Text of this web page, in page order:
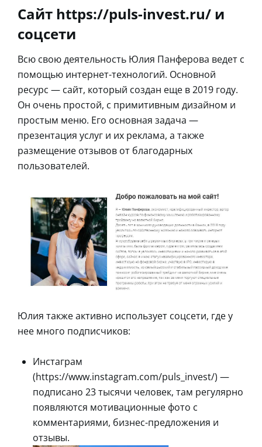
Сайт https://puls-invest.ru/ и
соцсети
Всю свою деятельность Юлия Панферова ведет с
помощью интернет-технологий. Основной
ресурс — сайт, который создан еще в 2019 году.
Он очень простой, с примитивным дизайном и
простым меню. Его основная задача —
презентация услуг и их реклама, а также
размещение отзывов от благодарных
пользователей.
Юлия также активно использует соцсети, где у
нее много подписчиков:
Инстаграм
(https://www.instagram.com/puls_invest/) —
подписано 23 тысячи человек, там регулярно
появляются мотивационные фото с
комментариями, бизнес-предложения и
отзывы.